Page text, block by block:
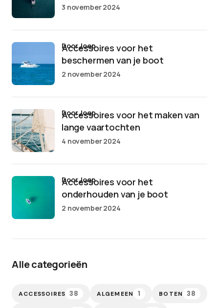
3 november 2024
Accessoires voor het
beschermen van je boot
door Joep
2 november 2024
Accessoires voor het maken van
lange vaartochten
door Joep
4 november 2024
Accessoires voor het
onderhouden van je boot
door Joep
2 november 2024
Alle categorieën
ACCESSOIRES 38 ALGEMEEN 1 BOTEN 38